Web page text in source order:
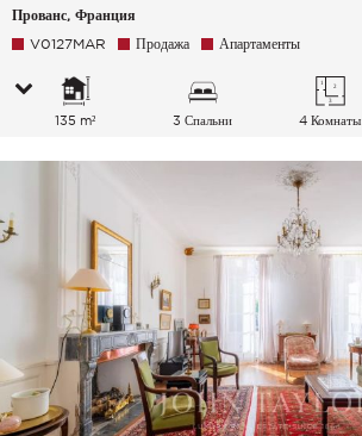
Прованс, Франция
V0127MAR
Продажа Апартаменты
135 m² 3 Спальни 4 Комнаты